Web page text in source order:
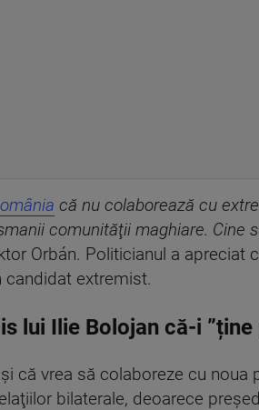
că nu colaborează cu
comunităţii maghiare. Cine
Orbán. Politicianul a apreciat
candidat extremist.
lui Ilie Bolojan că-i ”ține
că vrea să colaboreze cu
bilaterale, deoarece